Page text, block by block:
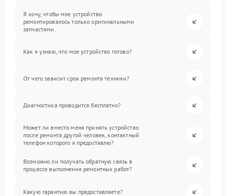
Я хочу, чтобы мое устройство
ремонтировалось только оригинальными
запчастями.
Как я узнаю, что мое устройство готово?
От чего зависит срок ремонта техники?
Диагностика проводится бесплатно?
Может ли вместо меня принять устройство
после ремонта другой человек, контактный
телефон которого я предоставлю?
Возможно ли получать обратную связь в
процессе выполнения ремонтных работ?
Какую гарантию вы предоставляете?